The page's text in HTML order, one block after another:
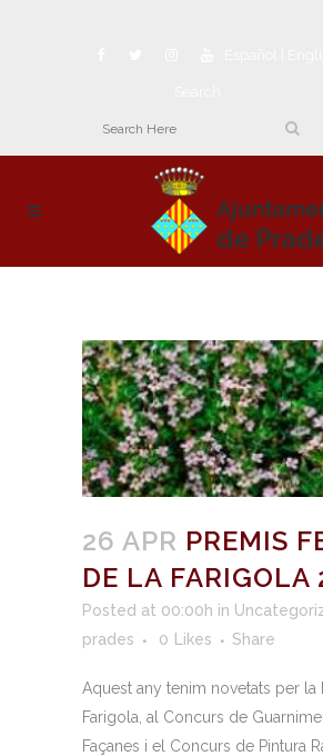
26 APR PREMIS
DE LA FARIGOLA
Posted at 00:00h in
prades
0 Likes Share
Aquest any tenim novetats per la
Farigola, al Concurs de
Façanes i el Concurs de Pintura